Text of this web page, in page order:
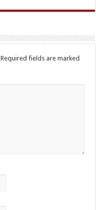
Required fields are marked